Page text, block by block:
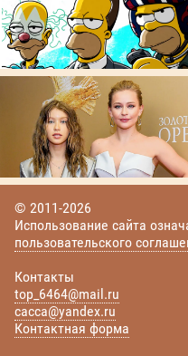
© 2011-2026
Использование сайта
пользовательского
Контакты
top_6464@mail.ru
cacca@yandex.ru
Контактная форма